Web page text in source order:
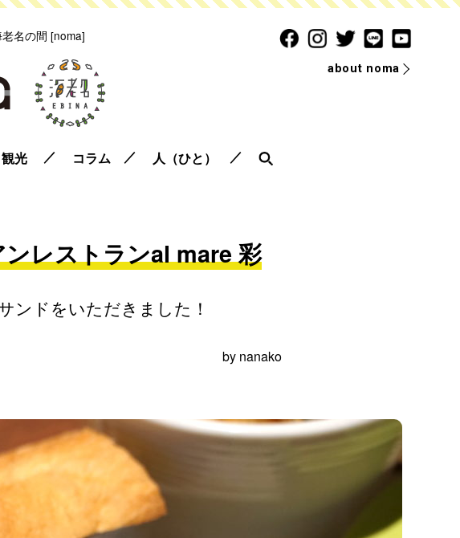
about noma
名の間 [noma]
光 コラム 人（ひと）
レストランal mare 彩
ンドをいただきました！
by nanako